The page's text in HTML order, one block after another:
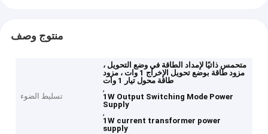
منتوج وصف
تسليط الضوء
متحمس ذاتيًا لإمداد الطاقة في وضع التحويل ،
مزود طاقة بوضع تحويل الإخراج 1 وات ، مزود
طاقة محول تيار 1 وات
,
1W Output Switching Mode Power
Supply
,
1W current transformer power
supply